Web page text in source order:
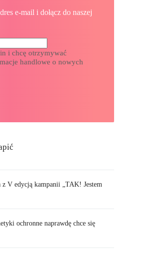
e-mail i dołącz do naszej
i chcę otrzymywać
handlowe o nowych
V edycją kampanii „TAK! Jestem
ochronne naprawdę chce się